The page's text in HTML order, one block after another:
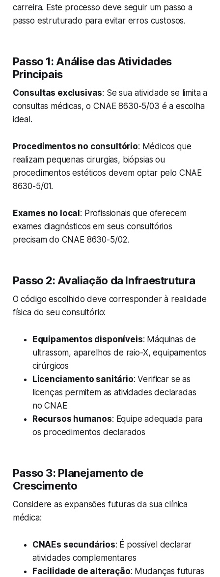
carreira. Este processo deve seguir um passo a
passo estruturado para evitar erros custosos.
Passo 1: Análise das Atividades
Principais
Consultas exclusivas: Se sua atividade se limita a
consultas médicas, o CNAE 8630-5/03 é a escolha
ideal.
Procedimentos no consultório: Médicos que
realizam pequenas cirurgias, biópsias ou
procedimentos estéticos devem optar pelo CNAE
8630-5/01.
Exames no local : Profissionais que oferecem
exames diagnósticos em seus consultórios
precisam do CNAE 8630-5/02.
Passo 2: Avaliação da Infraestrutura
O código escolhido deve corresponder à realidade
física do seu consultório:
Equipamentos disponíveis: Máquinas de
ultrassom, aparelhos de raio-X, equipamentos
cirúrgicos
Licenciamento sanitário: Verificar se as
licenças permitem as atividades declaradas
no CNAE
Recursos humanos: Equipe adequada para
os procedimentos declarados
Passo 3: Planejamento de
Crescimento
Considere as expansões futuras da sua clínica
médica:
CNAEs secundários: É possível declarar
atividades complementares
Facilidade de alteração: Mudanças futuras